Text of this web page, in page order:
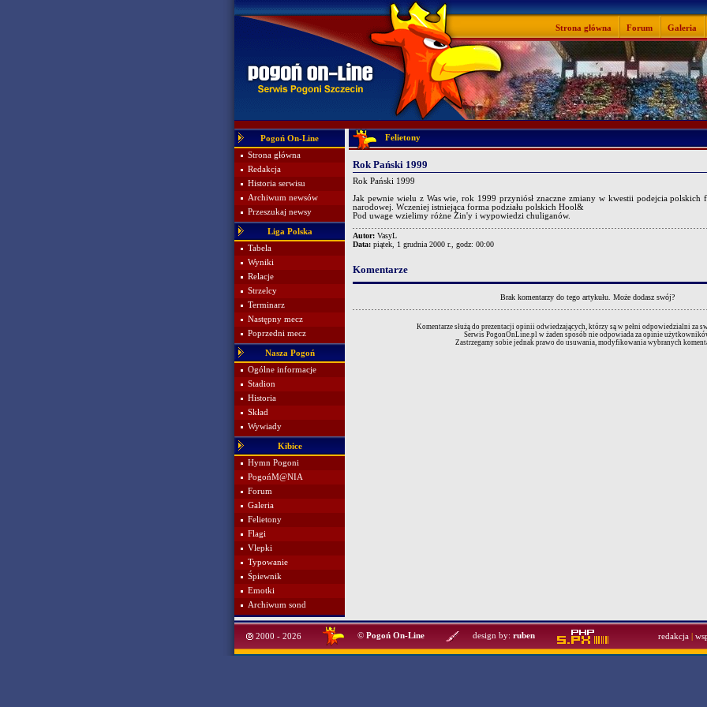
Strona główna Forum Galeria
Pogoń On-Line
Strona główna
Redakcja
Historia serwisu
Archiwum newsów
Przeszukaj newsy
Liga Polska
Tabela
Wyniki
Relacje
Strzelcy
Terminarz
Następny mecz
Poprzedni mecz
Nasza Pogoń
Ogólne informacje
Stadion
Historia
Skład
Wywiady
Kibice
Hymn Pogoni
PogońM@NIA
Forum
Galeria
Felietony
Flagi
Vlepki
Typowanie
Śpiewnik
Emotki
Archiwum sond
Felietony
Rok Pański 1999
Rok Pański 1999
Jak pewnie wielu z Was wie, rok 1999 przyniósł znaczne zmiany w kwestii podejcia polskich
narodowej. Wczeniej istniejąca forma podziału polskich Hool&
Pod uwage wzielimy różne Zin'y i wypowiedzi chuliganów.
Autor: VasyL
Data: piątek, 1 grudnia 2000 r., godz: 00:00
Komentarze
Brak komentarzy do tego artykułu. Może dodasz swój?
Komentarze służą do prezentacji opinii odwiedzających, którzy są w pełni odpowiedzialni za
Serwis PogonOnLine.pl w żaden sposób nie odpowiada za opinie
Zastrzegamy sobie jednak prawo do usuwania, modyfikowania wybranych
2000 - 2026 © Pogoń On-Line design by: ruben redakcja